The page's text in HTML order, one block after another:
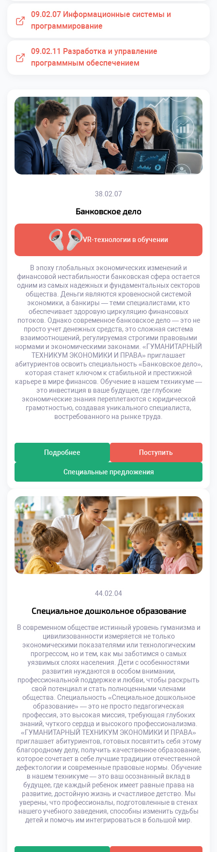
09.02.07 Информационные системы и
программирование
09.02.11 Разработка и управление
программным обеспечением
38.02.07
Банковское дело
VR-технологии в обучении
В эпоху глобальных экономических изменений и
финансовой нестабильности банковская сфера остается
одним из самых надежных и фундаментальных секторов
общества. Деньги являются кровеносной системой
экономики, а банкиры — теми специалистами, кто
обеспечивает здоровую циркуляцию финансовых
потоков. Однако современное банковское дело — это не
просто учет денежных средств, это сложная система
взаимоотношений, регулируемая строгими правовыми
нормами и экономическими законами. «ГУМАНИТАРНЫЙ
ТЕХНИКУМ ЭКОНОМИКИ И ПРАВА» приглашает
абитуриентов освоить специальность «Банковское дело»,
которая станет ключом к стабильной и престижной
карьере в мире финансов. Обучение в нашем техникуме —
это инвестиция в ваше будущее, где глубокие
экономические знания переплетаются с юридической
грамотностью, создавая уникального специалиста,
востребованного на рынке труда.
Подробнее Поступить
Специальные предложения
44.02.04
Специальное дошкольное образование
В современном обществе истинный уровень гуманизма и
цивилизованности измеряется не только
экономическими показателями или технологическим
прогрессом, но и тем, как мы заботимся о самых
уязвимых слоях населения. Дети с особенностями
развития нуждаются в особом внимании,
профессиональной поддержке и любви, чтобы раскрыть
свой потенциал и стать полноценными членами
общества. Специальность «Специальное дошкольное
образование» — это не просто педагогическая
профессия, это высокая миссия, требующая глубоких
знаний, чуткого сердца и высокого профессионализма.
«ГУМАНИТАРНЫЙ ТЕХНИКУМ ЭКОНОМИКИ И ПРАВА»
приглашает абитуриентов, готовых посвятить себя этому
благородному делу, получить качественное образование,
которое сочетает в себе лучшие традиции отечественной
дефектологии и современные правовые нормы. Обучение
в нашем техникуме — это ваш осознанный вклад в
будущее, где каждый ребенок имеет равные права на
развитие, достойную жизнь и счастливое детство. Мы
уверены, что профессионалы, подготовленные в стенах
нашего учебного заведения, способны изменить судьбы
детей и помочь им интегрироваться в большой мир.